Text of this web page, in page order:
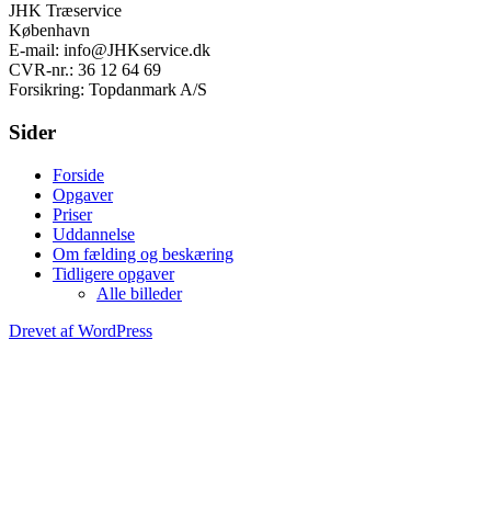
JHK Træservice
København
E-mail: info@JHKservice.dk
CVR-nr.: 36 12 64 69
Forsikring: Topdanmark A/S
Sider
Forside
Opgaver
Priser
Uddannelse
Om fælding og beskæring
Tidligere opgaver
Alle billeder
Drevet af WordPress